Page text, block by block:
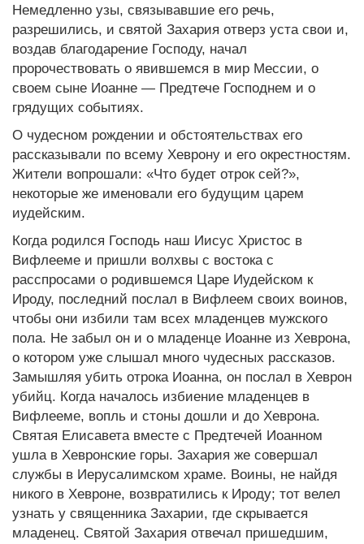
Немедленно узы, связывавшие его речь,
разрешились, и святой Захария отверз уста свои и,
воздав благодарение Господу, начал
пророчествовать о явившемся в мир Мессии, о
своем сыне Иоанне — Предтече Господнем и о
грядущих событиях.
О чудесном рождении и обстоятельствах его
рассказывали по всему Хеврону и его окрестностям.
Жители вопрошали: «Что будет отрок сей?»,
некоторые же именовали его будущим царем
иудейским.
Когда родился Господь наш Иисус Христос в
Вифлееме и пришли волхвы с востока с
расспросами о родившемся Царе Иудейском к
Ироду, последний послал в Вифлеем своих воинов,
чтобы они избили там всех младенцев мужского
пола. Не забыл он и о младенце Иоанне из Хеврона,
о котором уже слышал много чудесных рассказов.
Замышляя убить отрока Иоанна, он послал в Хеврон
убийц. Когда началось избиение младенцев в
Вифлееме, вопль и стоны дошли и до Хеврона.
Святая Елисавета вместе с Предтечей Иоанном
ушла в Хевронские горы. Захария же совершал
службы в Иерусалимском храме. Воины, не найдя
никого в Хевроне, возвратились к Ироду; тот велел
узнать у священника Захарии, где скрывается
младенец. Святой Захария отвечал пришедшим,